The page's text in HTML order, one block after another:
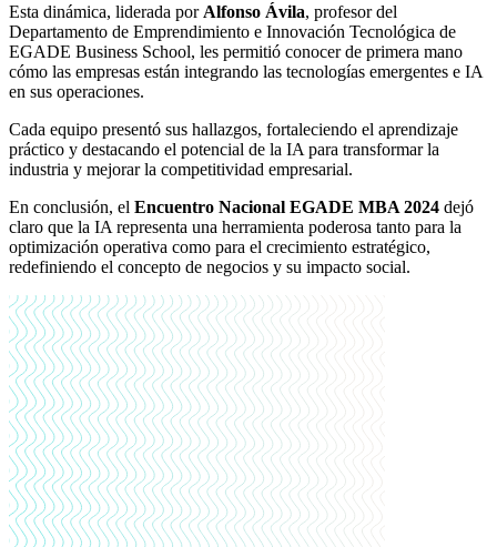
Esta dinámica, liderada porAlfonso Ávila, profesor del
Departamento de Emprendimiento e Innovación Tecnológica de
EGADE Business School, les permitió conocer de primera mano
cómo las empresas están integrando las tecnologías emergentes e IA
en sus operaciones.
Cada equipo presentó sus hallazgos, fortaleciendo el aprendizaje
práctico y destacando el potencial de la IA para transformar la
industria y mejorar la competitividad empresarial.
En conclusión, el Encuentro Nacional EGADE MBA 2024 dejó
claro que la IA representa una herramienta poderosa tanto para la
optimización operativa como para el crecimiento estratégico,
redefiniendo el concepto de negocios y su impacto social.